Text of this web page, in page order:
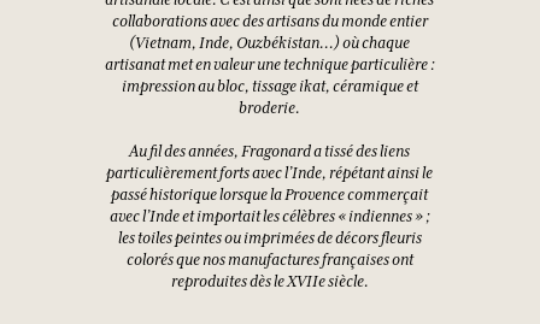
collaborations avec des artisans du monde entier
(Vietnam, Inde, Ouzbékistan…) où chaque
artisanat met en valeur une technique particulière :
impression au bloc, tissage ikat, céramique et
broderie.
Au fil des années, Fragonard a tissé des liens
particulièrement forts avec l’Inde, répétant ainsi le
passé historique lorsque la Provence commerçait
avec l’Inde et importait les célèbres « indiennes » ;
les toiles peintes ou imprimées de décors fleuris
colorés que nos manufactures françaises ont
reproduites dès le XVIIe siècle.